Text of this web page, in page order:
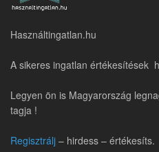
Használtingatlan.hu
A sikeres ingatlan értékesítések
Legyen ön is Magyarország
tagja !
Regisztrálj – hirdess – értékesíts.